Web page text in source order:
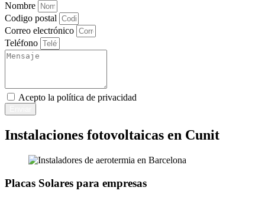
Nombre
Codigo postal
Correo electrónico
Teléfono
Acepto la política de privacidad
Instalaciones fotovoltaicas en Cunit
Placas Solares para empresas